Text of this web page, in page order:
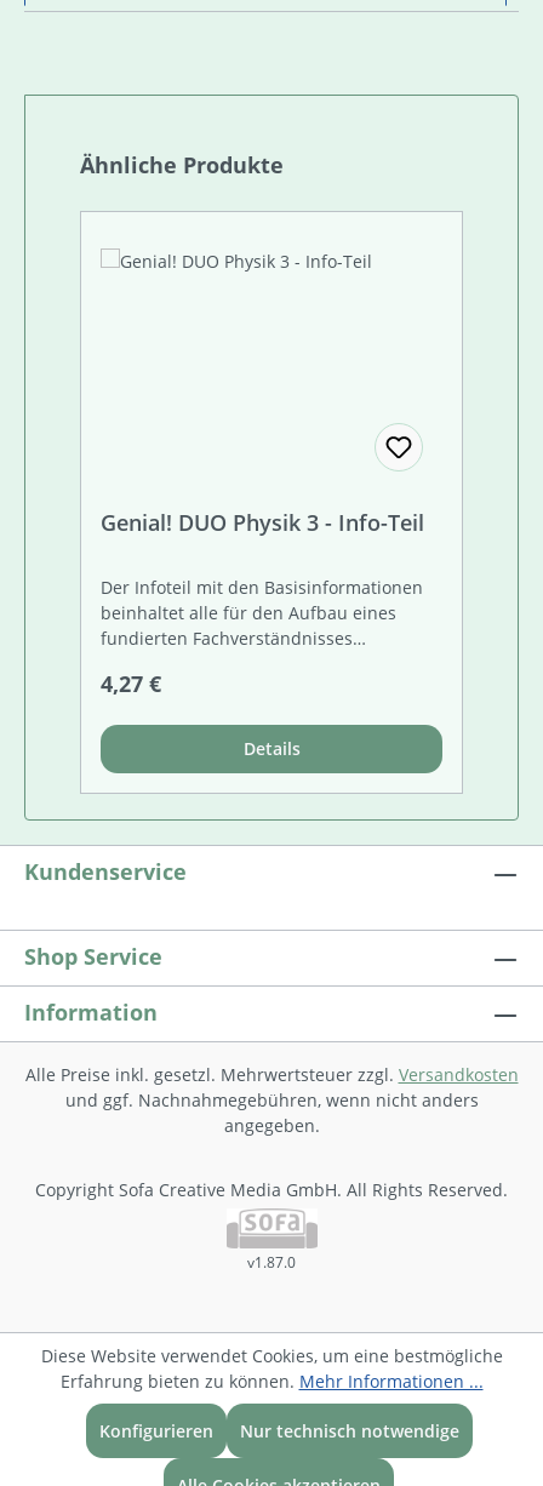
Produktgalerie überspringen
Ähnliche Produkte
Genial! DUO Physik 3 - Info-Teil
Der Infoteil mit den Basisinformationen
beinhaltet alle für den Aufbau eines
fundierten Fachverständnisses
Seiten sind differenziert aufgebaut und
erforderlichen Basis-Infos und
Zusatzinformationen. Am Ende jeder
Doppelseite finden Sie eine kurze
Zusammenfassung. Grundlegendes
Textkompetenz-Training durch spezielle
Aufgabenstellungen inklusive.
Regulärer Preis:
4,27 €
Details
Kundenservice
Shop Service
Information
Alle Preise inkl. gesetzl. Mehrwertsteuer zzgl. Versandkosten
und ggf. Nachnahmegebühren, wenn nicht anders
angegeben.
Copyright Sofa Creative Media GmbH. All Rights Reserved.
v1.87.0
Diese Website verwendet Cookies, um eine bestmögliche
Erfahrung bieten zu können. Mehr Informationen ...
Nur technisch notwendige
Konfigurieren